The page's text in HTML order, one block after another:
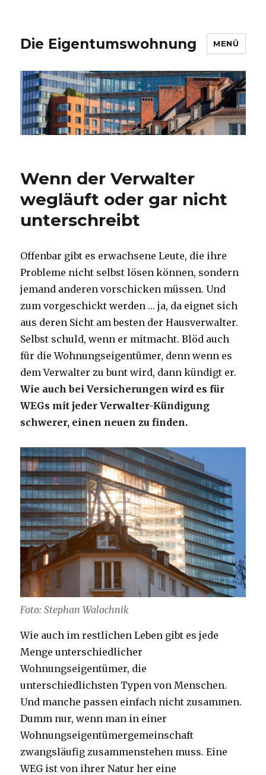
Die Eigentumswohnung MENÜ
Wenn der Verwalter
wegläuft oder gar nicht
unterschreibt
Offenbar gibt es erwachsene Leute, die ihre
Probleme nicht selbst lösen können, sondern
jemand anderen vorschicken müssen. Und
zum vorgeschickt werden … ja, da eignet sich
aus deren Sicht am besten der Hausverwalter.
Selbst schuld, wenn er mitmacht. Blöd auch
für die Wohnungseigentümer, denn wenn es
dem Verwalter zu bunt wird, dann kündigt er.
Wie auch bei Versicherungen wird es für
WEGs mit jeder Verwalter-Kündigung
schwerer, einen neuen zu finden.
Foto: Stephan Walochnik
Wie auch im restlichen Leben gibt es jede
Menge unterschiedlicher
Wohnungseigentümer, die
unterschiedlichsten Typen von Menschen.
Und manche passen einfach nicht zusammen.
Dumm nur, wenn man in einer
Wohnungseigentümergemeinschaft
zwangsläufig zusammenstehen muss. Eine
WEG ist von ihrer Natur her eine